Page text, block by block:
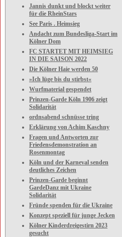
Jannis dunkt und blockt weiter
für die RheinStars
See Paris . Heimsieg
Andacht zum Bundesliga-Start im
Kölner Dom
FC STARTET MIT HEIMSIEG
IN DIE SAISON 2022
Die Kölner Haie werden 50
»Ich lüge bis du stirbst«
Wurfmaterial gespendet
Prinzen-Garde Köln 1906 zeigt
Solidarität
ordnsabend schnüsse tring
Erklärung von Achim Kaschny
Fragen und Antworten zur
Friedensdemonstration an
Rosenmontag
Köln und der Karneval senden
deutliches Zeichen
Prinzen-Garde beginnt
GardeDanz mit Ukraine
Solidarität
Fründe spenden für die Ukraine
Konzept speziell für junge Jecken
Kölner Kinderdreigestirn 2023
gesucht